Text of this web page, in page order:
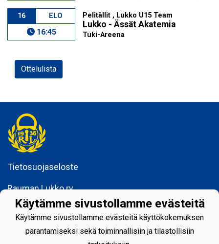
16 ELO
16:45
Pelitällit , Lukko U15 Team
Lukko - Ässät Akatemia
Tuki-Areena
Ottelulista
Tietosuojaseloste
Rauman Lukko ry
Kuninkaankatu 3
26100 Rauma
Käytämme sivustollamme evästeitä
Käytämme sivustollamme evästeitä käyttökokemuksen
parantamiseksi sekä toiminnallisiin ja tilastollisiin